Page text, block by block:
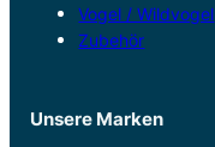
Vogel / Wildvogel
Zubehör
Unsere Marken